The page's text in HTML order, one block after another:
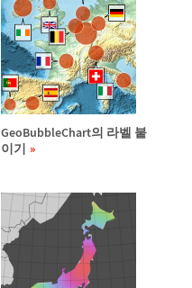
GeoBubbleChart의 라벨 붙
이기